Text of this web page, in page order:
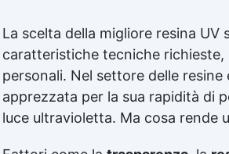
La scelta della migliore resina
caratteristiche tecniche
personali. Nel settore delle
apprezzata per la sua rapidità di
luce ultravioletta. Ma cosa rende